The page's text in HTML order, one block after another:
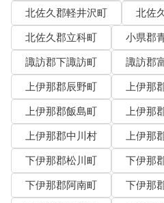
北佐久郡軽井沢町
北佐
北佐久郡立科町
小県郡
諏訪郡下諏訪町
諏訪郡
上伊那郡辰野町
上伊那
上伊那郡飯島町
上伊那
上伊那郡中川村
上伊那
下伊那郡松川町
下伊那
下伊那郡阿南町
下伊那